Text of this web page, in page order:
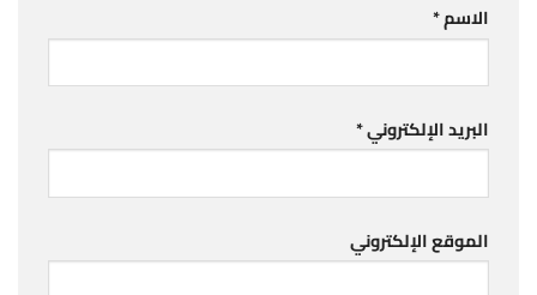
الاسم*
البريد الإلكتروني*
الموقع الإلكتروني